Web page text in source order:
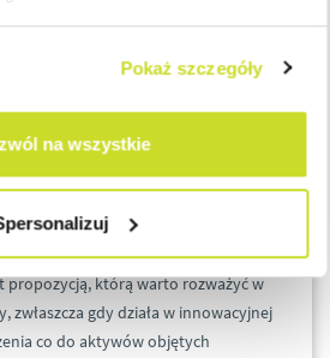
Pokaż szczegóły
na wszystkie
oraz planowaniu
oraz pozostałych maszyn i
w działalności
propozycją, którą warto rozważyć w
zwłaszcza gdy działa w innowacyjnej
co do aktywów objętych